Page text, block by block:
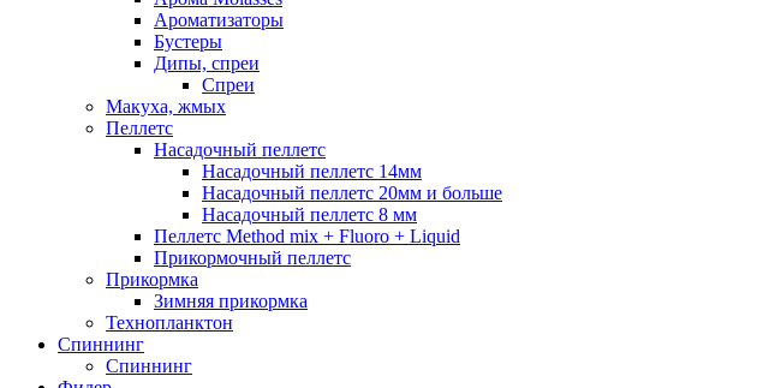
Ароматизаторы
Бустеры
Дипы, спреи
Спреи
Макуха, жмых
Пеллетс
Насадочный пеллетс
Насадочный пеллетс 14мм
Насадочный пеллетс 20мм и больше
Насадочный пеллетс 8 мм
Пеллетс Method mix + Fluoro + Liquid
Прикормочный пеллетс
Прикормка
Зимняя прикормка
Технопланктон
Спиннинг
Спиннинг